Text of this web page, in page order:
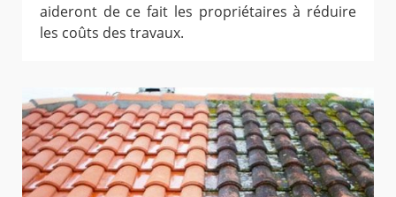
aideront de ce fait les propriétaires à réduire
les coûts des travaux.